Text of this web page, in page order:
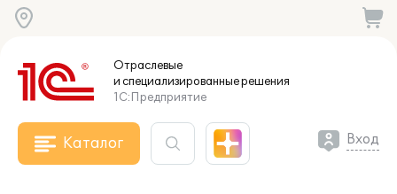
Отраслевые
и специализированныерешения
1С:Предприятие
Каталог Вход